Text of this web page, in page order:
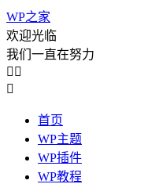
WP之家
欢迎光临
我们一直在努力
 

首页
WP主题
WP插件
WP教程